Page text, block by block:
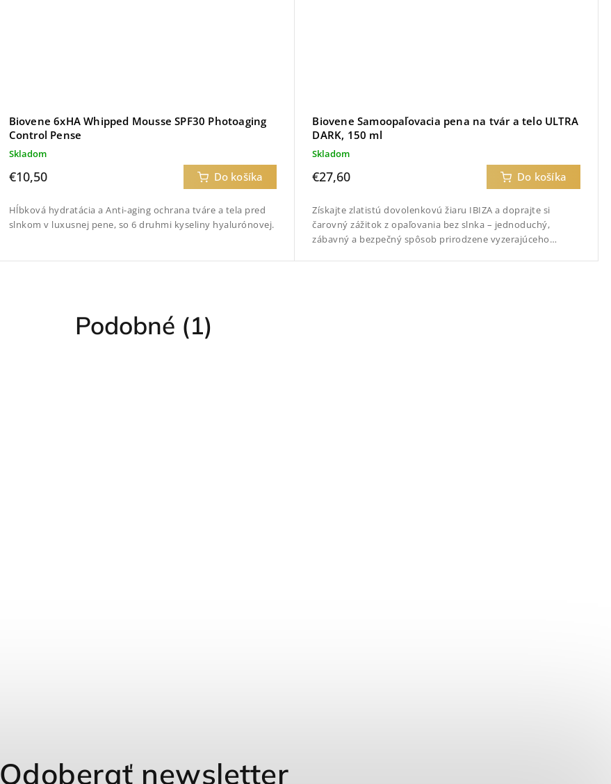
Biovene 6xHA Whipped Mousse SPF30 Photoaging
Control Pense
Skladom
€10,50 Do košíka
Hĺbková hydratácia a Anti-aging ochrana tváre a tela pred
slnkom v luxusnej pene, so 6 druhmi kyseliny hyalurónovej.
Biovene Samoopaľovacia pena na tvár a telo ULTRA
DARK, 150 ml
Skladom
€27,60 Do košíka
Získajte zlatistú dovolenkovú žiaru IBIZA a doprajte si
čarovný zážitok z opaľovania bez slnka – jednoduchý,
zábavný a bezpečný spôsob prirodzene vyzerajúceho
Podobné (1)
Odoberať newsletter